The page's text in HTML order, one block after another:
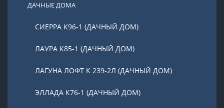
ДАЧНЫЕ ДОМА
СИЕРРА К96-1 (ДАЧНЫЙ ДОМ)
ЛАУРА К85-1 (ДАЧНЫЙ ДОМ)
ЛАГУНА ЛОФТ К 239-2Л (ДАЧНЫЙ ДОМ)
ЭЛЛАДА К76-1 (ДАЧНЫЙ ДОМ)